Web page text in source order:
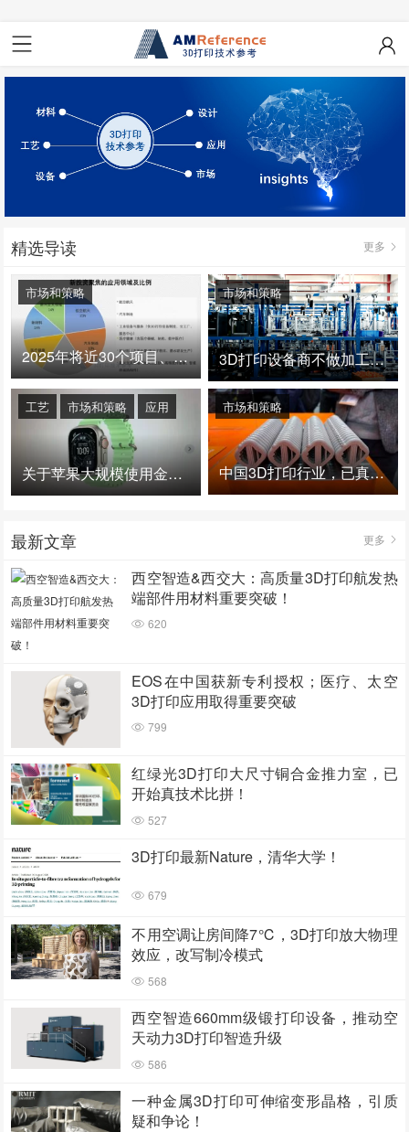
精选导读 更多
2025年将近30个项目、150亿投资：3D打印真的迎来爆发拐点了吗
市场和策略
3D打印设备商不做加工服务，就成了旁观者！
市场和策略
关于苹果大规模使用金属3D打印的思考
工艺 市场和策略 应用
中国3D打印行业，已真正进入爆发时代！
市场和策略
最新文章 更多
西空智造&西交大：高质量3D打印航发热
端部件用材料重要突破！
620
EOS在中国获新专利授权；医疗、太空
3D打印应用取得重要突破
799
红绿光3D打印大尺寸铜合金推力室，已
开始真技术比拼！
527
3D打印最新Nature，清华大学！
679
不用空调让房间降7℃，3D打印放大物理
效应，改写制冷模式
568
西空智造660mm级锻打印设备，推动空
天动力3D打印智造升级
586
一种金属3D打印可伸缩变形晶格，引质
疑和争论！